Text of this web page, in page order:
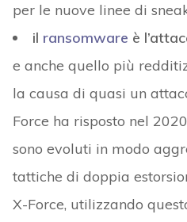
per le nuove linee di
il ransomware è
e anche quello più
la causa di quasi un
Force ha risposto nel
sono evoluti in modo
tattiche di doppia
X-Force, utilizzando